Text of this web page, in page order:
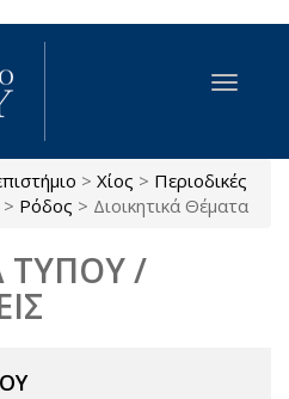
Toggle
> Χίος > Περιοδικές
> Ρόδος > Διοικητικά Θέματα
ΤΥΠΟΥ /